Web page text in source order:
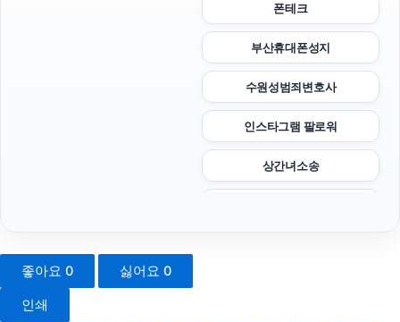
폰테크
부산휴대폰성지
수원성범죄변호사
인스타그램 팔로워
상간녀소송
좋아요 0 싫어요 0
인쇄